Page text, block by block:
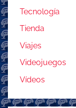
Tecnología
Tienda
Viajes
Videojuegos
Vídeos